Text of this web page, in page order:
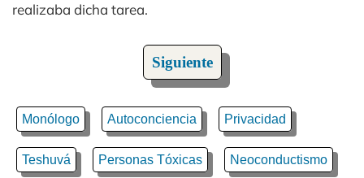
realizaba dicha tarea.
Siguiente
Monólogo Autoconciencia Privacidad
Teshuvá Personas Tóxicas Neoconductismo